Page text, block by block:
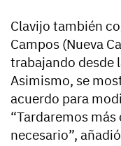
Clavijo también
Campos (Nueva
trabajando desde
Asimismo, se
acuerdo para
“Tardaremos
necesario”,